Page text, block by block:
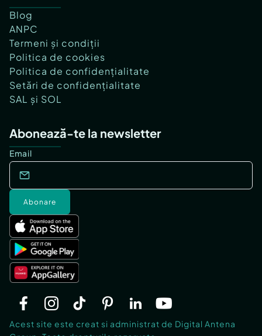
Blog
ANPC
Termeni și condiții
Politica de cookies
Politica de confidențialitate
Setări de confidențialitate
SAL și SOL
Abonează-te la newsletter
Email
Abonare
Acest site este creat si administrat de Digital Antena